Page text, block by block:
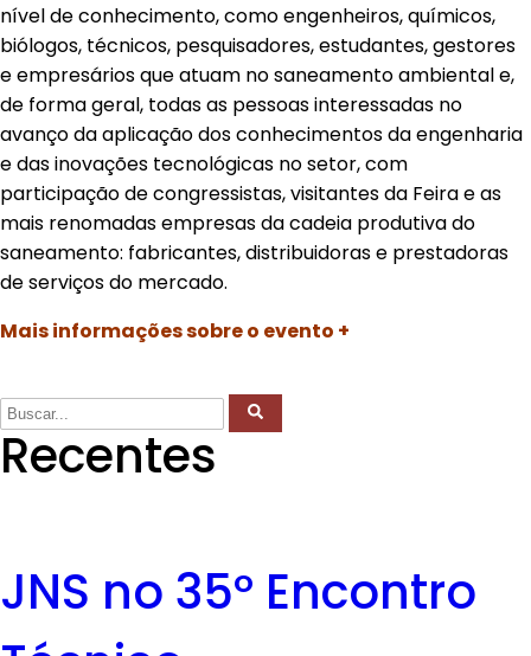
nível de conhecimento, como engenheiros, químicos,
biólogos, técnicos, pesquisadores, estudantes, gestores
e empresários que atuam no saneamento ambiental e,
de forma geral, todas as pessoas interessadas no
avanço da aplicação dos conhecimentos da engenharia
e das inovações tecnológicas no setor, com
participação de congressistas, visitantes da Feira e as
mais renomadas empresas da cadeia produtiva do
saneamento: fabricantes, distribuidoras e prestadoras
de serviços do mercado.
Mais informações sobre o evento +
Recentes
JNS no 35º Encontro